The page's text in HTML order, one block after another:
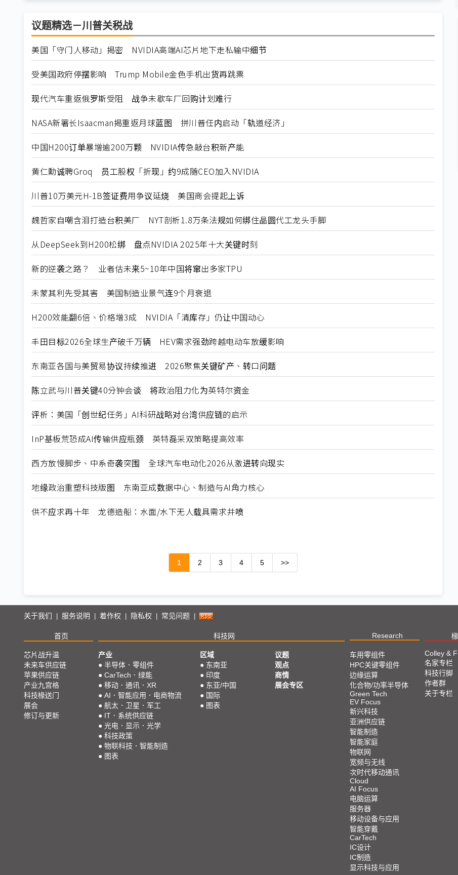
议题精选－川普关税战
美国「守门人移动」揭密 NVIDIA高端AI芯片地下走私输中细节
受美国政府停摆影响 Trump Mobile金色手机出货再跳票
现代汽车重返俄罗斯受阻 战争未歇车厂回购计划难行
NASA新署长Isaacman揭重返月球蓝图 拼川普任内启动「轨道经济」
中国H200订单暴增逾200万颗 NVIDIA传急敲台积新产能
黄仁勳诚聘Groq 员工股权「折现」约9成随CEO加入NVIDIA
川普10万美元H-1B签证费用争议延烧 美国商会提起上诉
魏哲家自嘲含泪打造台积美厂 NYT剖析1.8万条法规如何绑住晶圆代工龙头手脚
从DeepSeek到H200松绑 盘点NVIDIA 2025年十大关键时刻
新的逆袭之路？ 业者估未来5~10年中国将窜出多家TPU
未蒙其利先受其害 美国制造业景气连9个月衰退
H200效能翻6倍、价格增3成 NVIDIA「清库存」仍让中国动心
丰田目标2026全球生产破千万辆 HEV需求强劲跨越电动车放缓影响
东南亚各国与美贸易协议持续推进 2026聚焦关键矿产、转口问题
陈立武与川普关键40分钟会谈 将政治阻力化为英特尔资金
评析：美国「创世纪任务」AI科研战略对台湾供应链的启示
InP基板荒恐成AI传输供应瓶颈 英特磊采双策略提高效率
西方放慢脚步、中系奇袭突围 全球汽车电动化2026从激进转向现实
地缘政治重塑科技版图 东南亚成数据中心、制造与AI角力核心
供不应求再十年 龙德造船：水面/水下无人载具需求井喷
1 2 3 4 5 >>
关于我们 | 服务说明 | 着作权 | 隐私权 | 常见问题 |
首页 科技网 Research
芯片战升温
未来车供应链
苹果供应链
产业九宫格
科技椽送门
展会
修订与更新
产业
● 半导体．零组件
● CarTech．绿能
● 移动．通讯．XR
● AI．智能应用．电商物流
● 航太．卫星．军工
● IT．系统供应链
● 光电．显示．光学
● 科技政策
● 物联科技．智能制造
● 图表
区域
● 东南亚
● 印度
● 东亚/中国
● 国际
● 图表
议题
观点
商情
展会专区
车用零组件
HPC关键零组件
边缘运算
化合物/功率半导体
Green Tech
EV Focus
新兴科技
亚洲供应链
智能制造
智能家庭
物联网
宽频与无线
次时代移动通讯
Cloud
AI Focus
电脑运算
服务器
移动设备与应用
智能穿戴
CarTech
IC设计
IC制造
显示科技与应用
Colley &
名家专栏
科技行脚
作者群
关于专栏